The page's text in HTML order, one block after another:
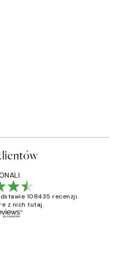
108435 recenzji.
z nich tutaj.